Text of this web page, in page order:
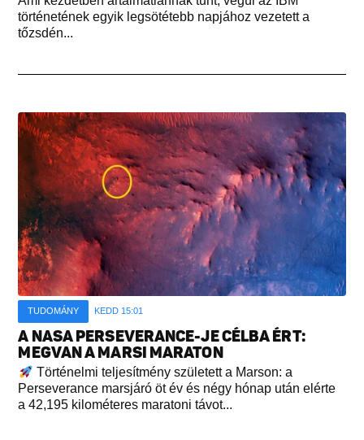
történetének egyik legsötétebb napjához vezetett a
tőzsdén...
TUDOMÁNY KEDD 15:01
A NASA PERSEVERANCE-JE CÉLBA ÉRT:
MEGVAN A MARSI MARATON
Történelmi teljesítmény született a Marson: a
Perseverance marsjáró öt év és négy hónap után elérte
a 42,195 kilométeres maratoni távot...